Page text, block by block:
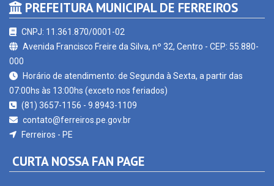
CNPJ: 11.361.870/0001-02
000
Horário de atendimento: de Segunda à Sexta, a partir das
07:00hs às 13:00hs (exceto nos feriados)
(81) 3657-1156 - 9.8943-1109
contato@ferreiros.pe.gov.br
Ferreiros - PE
CURTA NOSSA FAN PAGE